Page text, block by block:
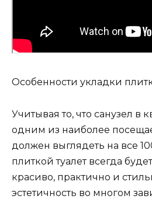
Особенности укладки
Учитывая то, что санузел в
одним из наиболее
должен выглядеть на все
плиткой туалет всегда
красиво, практично и
эстетичность во многом